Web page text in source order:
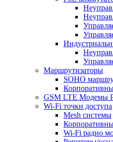
Маршрутизаторы
SOHO
GSM LTE Модемы
Wi-Fi точки доступа
Mesh системы
Wi-Fi радио